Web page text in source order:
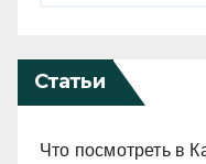
Статьи
Что посмотреть в